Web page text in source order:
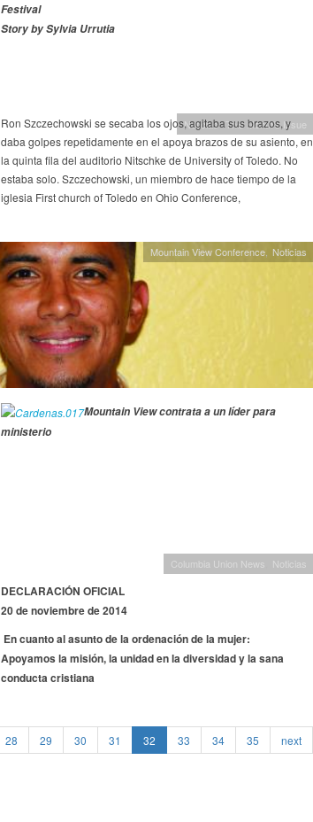
Festival
Story by Sylvia Urrutia
Noticias This Month's Issue
Ron Szczechowski se secaba los ojos, agitaba sus brazos, y
daba golpes repetidamente en el apoya brazos de su asiento, en
la quinta fila del auditorio Nitschke de University of Toledo. No
estaba solo. Szczechowski, un miembro de hace tiempo de la
iglesia First church of Toledo en Ohio Conference,
Mountain View Conference Noticias
Mountain View contrata a un líder para
ministerio
Columbia Union News Noticias
DECLARACIÓN OFICIAL
20 de noviembre de 2014
En cuanto al asunto de la ordenación de la mujer:
Apoyamos la misión, la unidad en la diversidad y la sana
conducta cristiana
28 29 30 31 32 33 34 35
next